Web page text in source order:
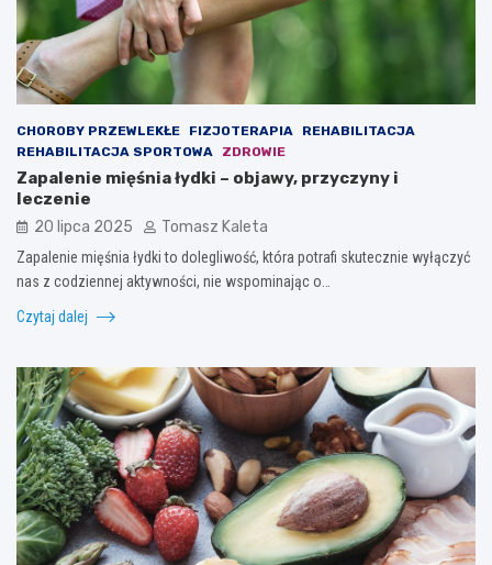
CHOROBY PRZEWLEKŁE FIZJOTERAPIA
REHABILITACJA
REHABILITACJA SPORTOWA
ZDROWIE
Zapalenie mięśnia łydki – objawy, przyczyny i
leczenie
20 lipca 2025 Tomasz Kaleta
Zapalenie mięśnia łydki to dolegliwość, która potrafi skutecznie wyłączyć
nas z codziennej aktywności, nie wspominając o…
Czytaj dalej